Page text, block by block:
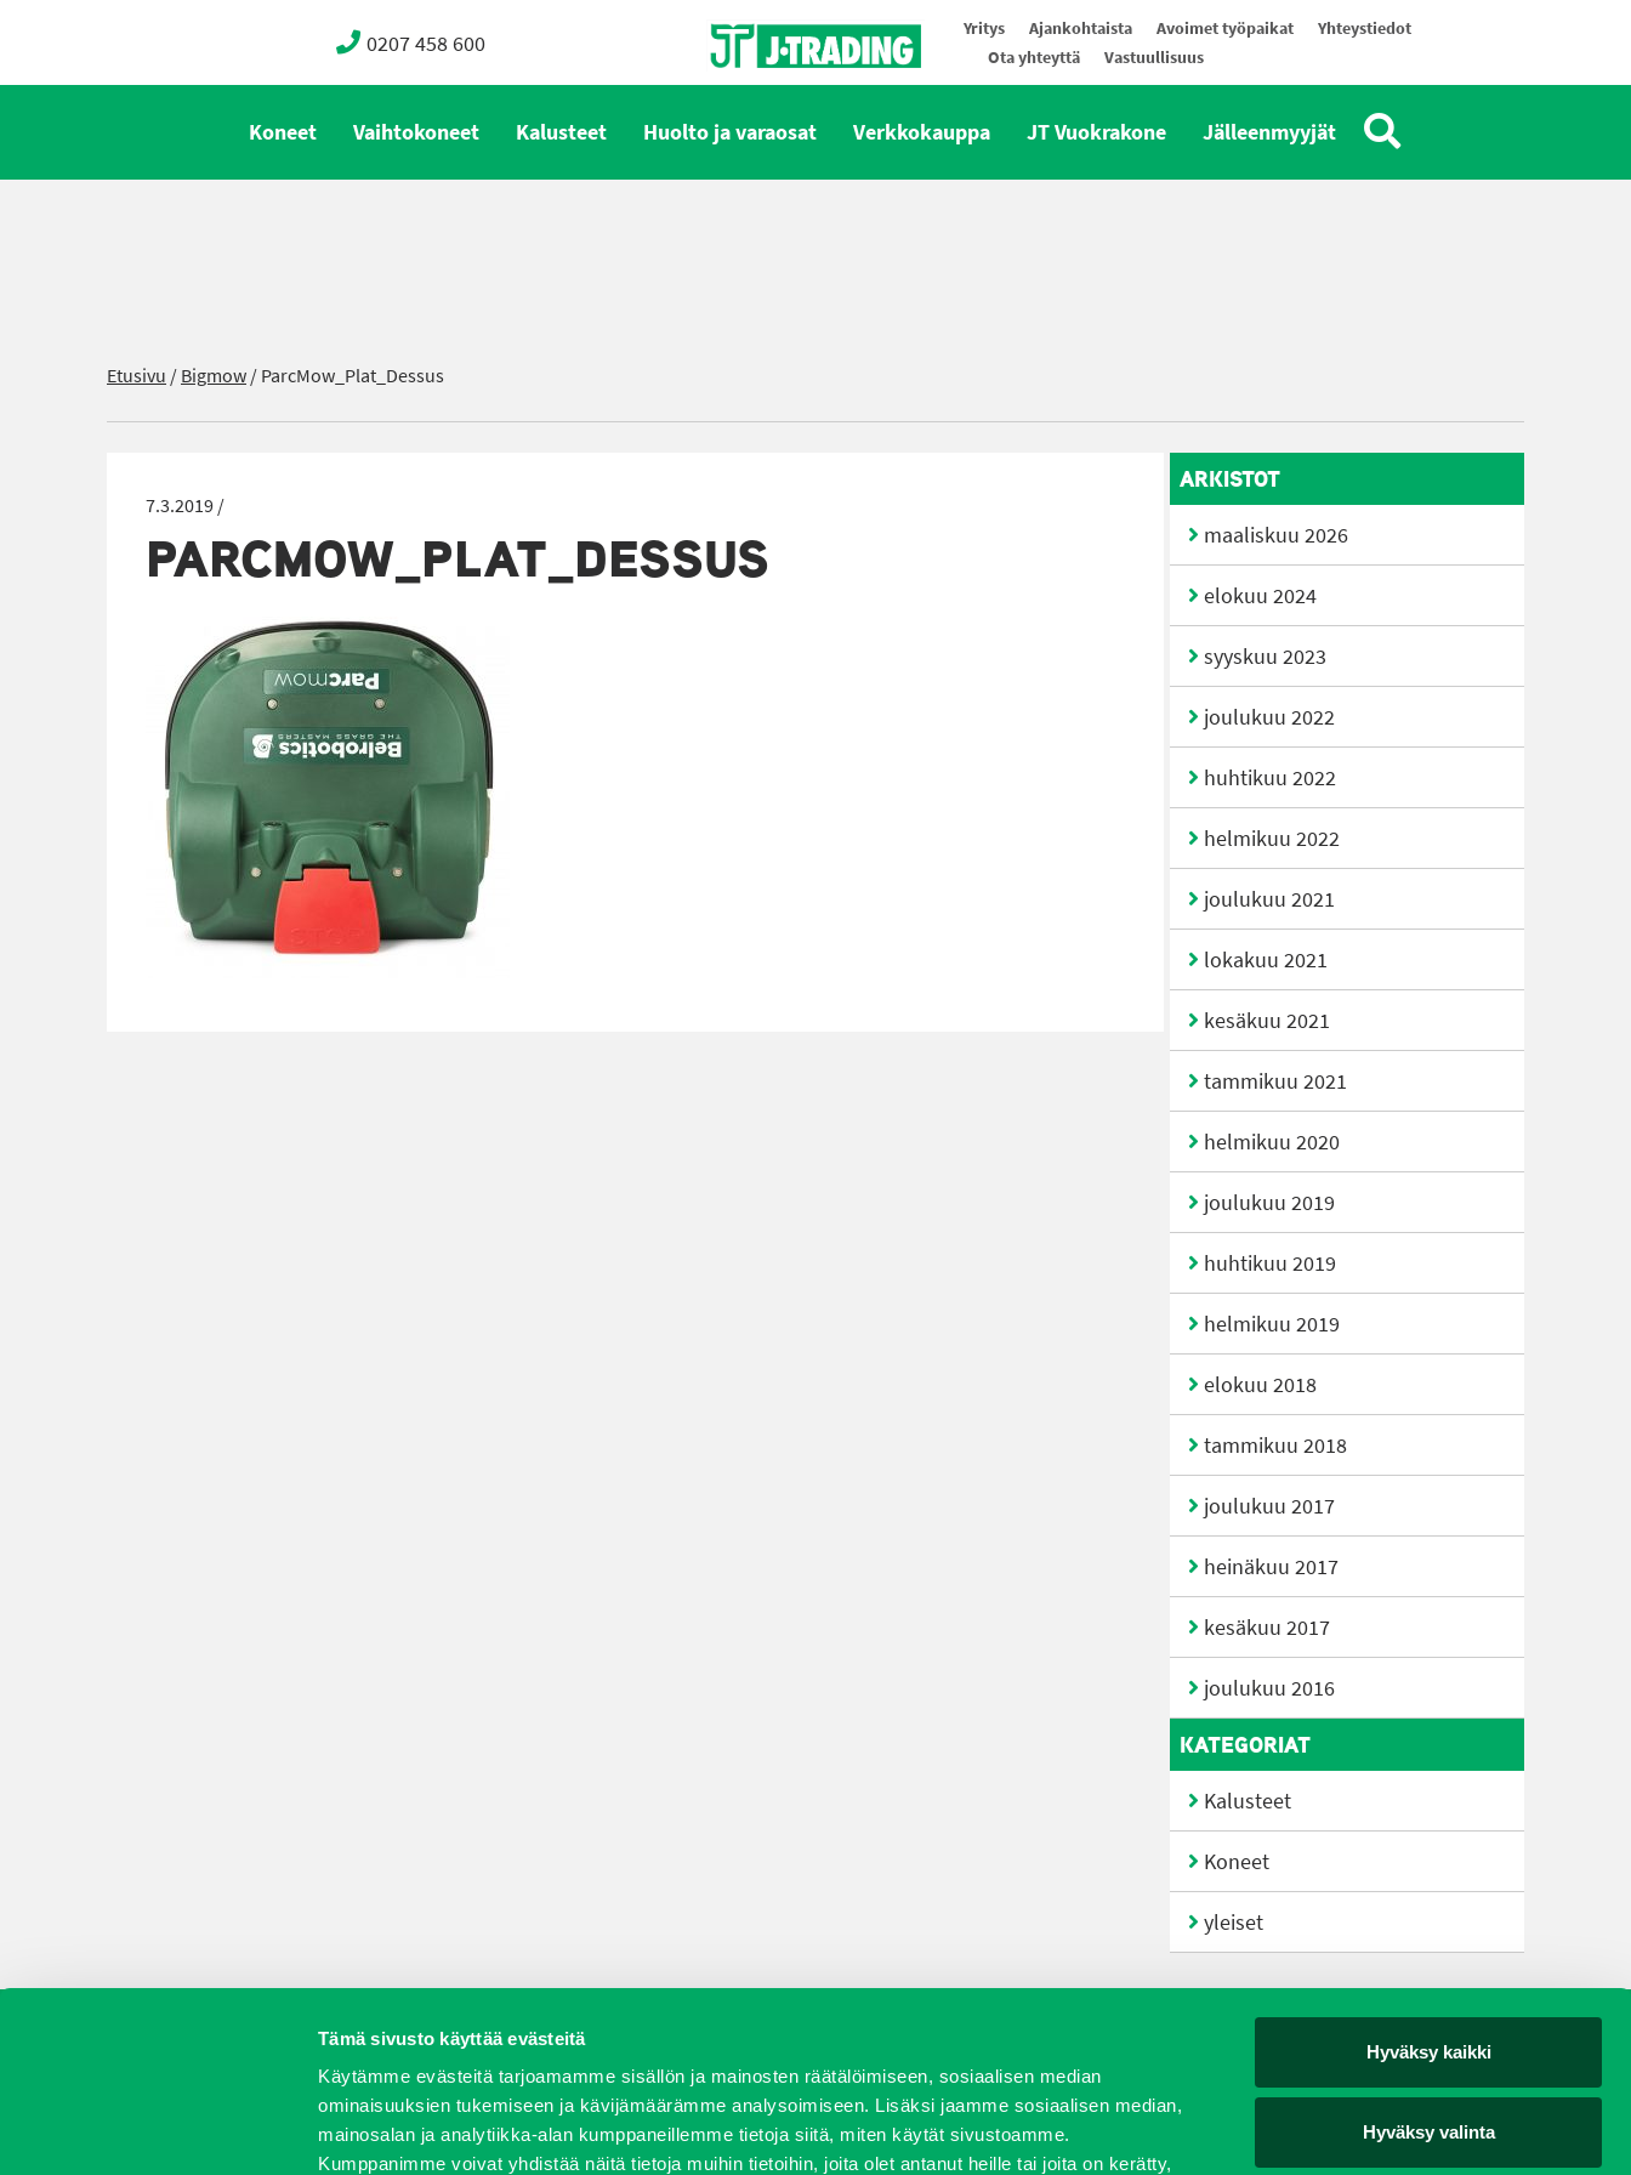
Tämä sivusto käyttää evästeitä
Käytämme evästeitä tarjoamamme sisällön ja mainosten räätälöimiseen, sosiaalisen median
ominaisuuksien tukemiseen ja kävijämäärämme analysoimiseen. Lisäksi jaamme sosiaalisen median,
mainosalan ja analytiikka-alan kumppaneillemme tietoja siitä, miten käytät sivustoamme.
Kumppanimme voivat yhdistää näitä tietoja muihin tietoihin, joita olet antanut heille tai joita on kerätty,
Hyväksy kaikki
Hyväksy valinta
0207 458 600 Yritys Ajankohtaista Avoimet työpaikat
Yhteystiedot
Ota yhteyttä
Vastuullisuus
Koneet Vaihtokoneet Kalusteet Huolto ja varaosat Verkkokauppa JT Vuokrakone Jälleenmyyjät
Etusivu /Bigmow/ParcMow_Plat_Dessus
7.3.2019 /
PARCMOW_PLAT_DESSUS
ARKISTOT
maaliskuu 2026
elokuu 2024
syyskuu 2023
joulukuu 2022
huhtikuu 2022
helmikuu 2022
joulukuu 2021
lokakuu 2021
kesäkuu 2021
tammikuu 2021
helmikuu 2020
joulukuu 2019
huhtikuu 2019
helmikuu 2019
elokuu 2018
tammikuu 2018
joulukuu 2017
heinäkuu 2017
kesäkuu 2017
joulukuu 2016
KATEGORIAT
Kalusteet
Koneet
yleiset
Vaihtokoneet Kalusteet Huolto ja varaosat Verkkokauppa JT Vuokrakone Jälleenmyyjät